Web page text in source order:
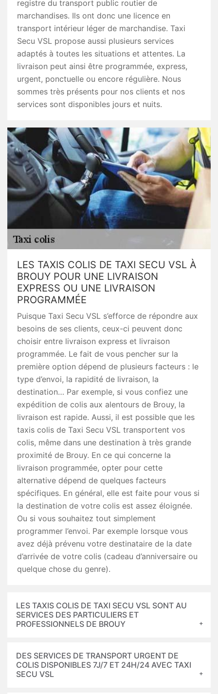
registre du transport public routier de
marchandises. Ils ont donc une licence en
transport intérieur léger de marchandise. Taxi
Secu VSL propose aussi plusieurs services
adaptés à toutes les situations et attentes. La
livraison peut ainsi être programmée, express,
urgent, ponctuelle ou encore régulière. Nous
sommes très présents pour nos clients et nos
services sont disponibles jours et nuits.
LES TAXIS COLIS DE TAXI SECU VSL À
BROUY POUR UNE LIVRAISON
EXPRESS OU UNE LIVRAISON
PROGRAMMÉE
Puisque Taxi Secu VSL s’efforce de répondre aux
besoins de ses clients, ceux-ci peuvent donc
choisir entre livraison express et livraison
programmée. Le fait de vous pencher sur la
première option dépend de plusieurs facteurs : le
type d’envoi, la rapidité de livraison, la
destination… Par exemple, si vous confiez une
expédition de colis aux alentours de Brouy, la
livraison est rapide. Aussi, il est possible que les
taxis colis de Taxi Secu VSL transportent vos
colis, même dans une destination à très grande
proximité de Brouy. En ce qui concerne la
livraison programmée, opter pour cette
alternative dépend de quelques facteurs
spécifiques. En général, elle est faite pour vous si
la destination de votre colis est assez éloignée.
Ou si vous souhaitez tout simplement
programmer l’envoi. Par exemple lorsque vous
avez déjà prévenu votre destinataire de la date
d’arrivée de votre colis (cadeau d’anniversaire ou
quelque chose du genre).
LES TAXIS COLIS DE TAXI SECU VSL SONT AU
SERVICES DES PARTICULIERS ET
PROFESSIONNELS DE BROUY
DES SERVICES DE TRANSPORT URGENT DE
COLIS DISPONIBLES 7J/7 ET 24H/24 AVEC TAXI
SECU VSL